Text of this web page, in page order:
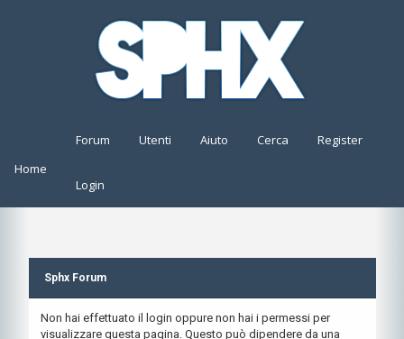
Home
Forum Utenti Aiuto Cerca Register
Login
Sphx Forum
Non hai effettuato il login oppure non hai i permessi per
visualizzare questa pagina. Questo può dipendere da una